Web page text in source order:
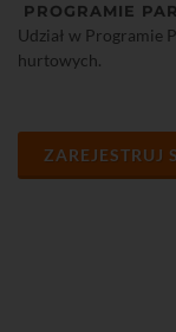
PROGRAMIE
Udział w Programie
hurtowych.
ZAREJESTRUJ